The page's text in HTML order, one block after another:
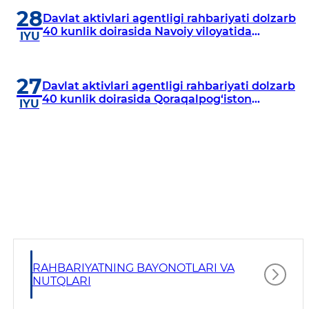
28
IYU
Davlat aktivlari agentligi rahbariyati dolzarb
40 kunlik doirasida Navoiy viloyatida
27
IYU
Davlat aktivlari agentligi rahbariyati dolzarb
40 kunlik doirasida Qoraqalpog‘iston
RAHBARIYATNING BAYONOTLARI VA
NUTQLARI